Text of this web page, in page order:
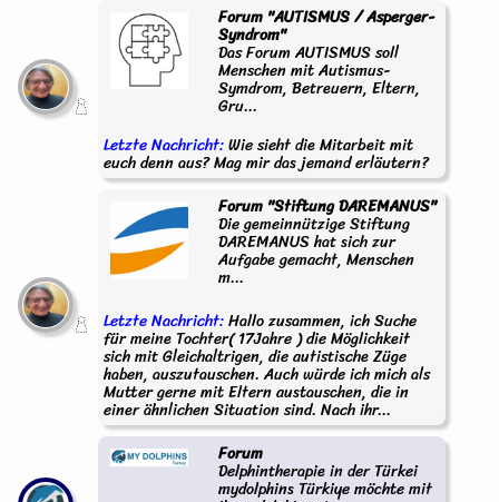
Forum "AUTISMUS / Asperger-
Syndrom"
Das Forum AUTISMUS soll
Menschen mit Autismus-
Symdrom, Betreuern, Eltern,
Gru...
Letzte Nachricht:Wie sieht die Mitarbeit mit
euch denn aus? Mag mir das jemand erläutern?
Forum "Stiftung DAREMANUS"
Die gemeinnützige Stiftung
DAREMANUS hat sich zur
Aufgabe gemacht, Menschen
m...
Letzte Nachricht:Hallo zusammen, ich Suche
für meine Tochter( 17Jahre ) die Möglichkeit
sich mit Gleichaltrigen, die autistische Züge
haben, auszutauschen. Auch würde ich mich als
Mutter gerne mit Eltern austauschen, die in
einer ähnlichen Situation sind. Nach ihr...
Forum
Delphintherapie in der Türkei
mydolphins Türkiye möchte mit